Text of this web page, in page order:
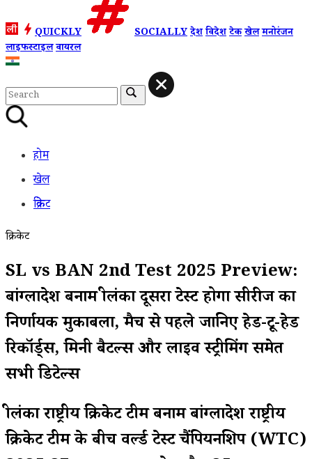
QUICKLY SOCIALLYदेशविदेशटेकखेलमनोरंजन
लाइफस्टाइलवायरल
होम
खेल
क्रिकेट
क्रिकेट
SL vs BAN 2nd Test 2025 Preview:
बांग्लादेश बनाम श्रीलंका दूसरा टेस्ट होगा सीरीज का
निर्णायक मुकाबला, मैच से पहले जानिए हेड-टू-हेड
रिकॉर्ड्स, मिनी बैटल्स और लाइव स्ट्रीमिंग समेत
सभी डिटेल्स
श्रीलंका राष्ट्रीय क्रिकेट टीम बनाम बांग्लादेश राष्ट्रीय
क्रिकेट टीम के बीच वर्ल्ड टेस्ट चैंपियनशिप (WTC)